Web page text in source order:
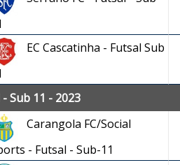
EC Cascatinha - Futsal Sub
Sub 11 - 2023
Carangola FC/Social
- Futsal - Sub-11